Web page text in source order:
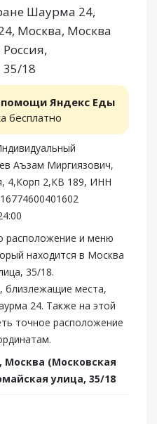
Шаурма 24,
Москва, Москва
18
помощи Яндекс Еды
бесплатно
Аъзам Миргиязович,
4,Корп 2,КВ 189, ИНН
расположение и меню
находится в Москва
35/18.
близлежащие места,
24. Также на этой
точное расположение
Москва (Московская
улица, 35/18